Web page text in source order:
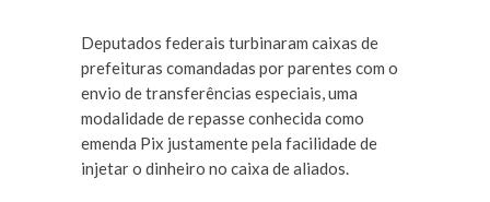
Deputados federais turbinaram caixas de
prefeituras comandadas por parentes com o
envio de transferências especiais, uma
modalidade de repasse conhecida como
emenda Pix justamente pela facilidade de
injetar o dinheiro no caixa de aliados.